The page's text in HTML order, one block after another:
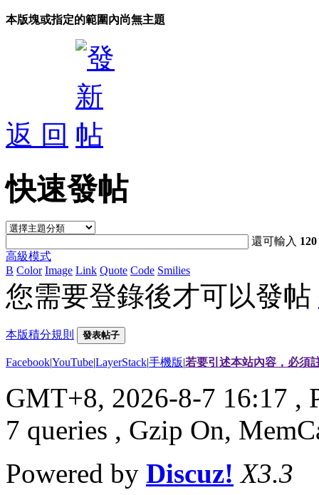
本版塊或指定的範圍內尚無主題
返 回
快速發帖
還可輸入 120
高級模式
B Color Image Link Quote Code Smilies
您需要登錄後才可以發帖
本版積分規則 發表帖子
Facebook|YouTube|LayerStack|手機版|若要引述本站內容，必須
GMT+8, 2026-8-7 16:17 ,
7 queries , Gzip On,
Powered by Discuz! X3.3